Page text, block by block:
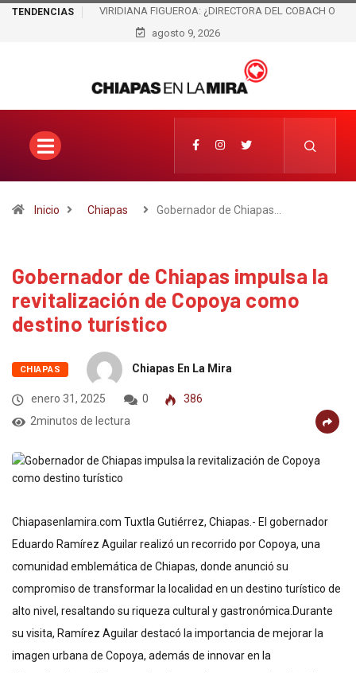
TENDENCIAS
DEL COBACH O
TILA: AL MENOS SIETE AÑOS DENTRO DEL PODER
MUNICIPAL Y EL MUNICIPIO SIGUE ESPERANDO
agosto 9, 2026
Inicio Chiapas Gobernador de Chiapas…
Gobernador de Chiapas impulsa la
revitalización de Copoya como
destino turístico
CHIAPAS Chiapas En La Mira
enero 31, 2025 0
386
2minutos de lectura
Chiapasenlamira.com Tuxtla Gutiérrez, Chiapas.- El gobernador
Eduardo Ramírez Aguilar realizó un recorrido por Copoya, una
comunidad emblemática de Chiapas, donde anunció su
compromiso de transformar la localidad en un destino turístico de
alto nivel, resaltando su riqueza cultural y gastronómica.Durante
su visita, Ramírez Aguilar destacó la importancia de mejorar la
imagen urbana de Copoya, además de innovar en la